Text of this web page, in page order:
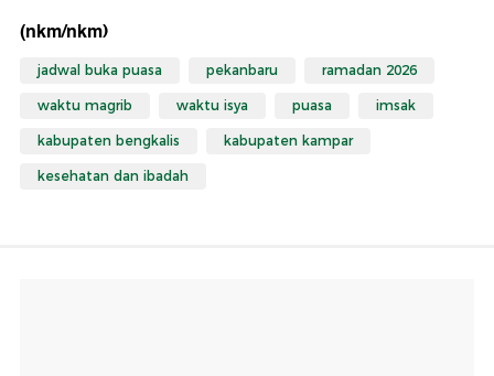
(nkm/nkm)
jadwal buka puasa pekanbaru ramadan 2026
waktu magrib waktu isya puasa imsak
kabupaten bengkalis kabupaten kampar
kesehatan dan ibadah